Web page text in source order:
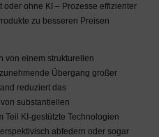
ohne KI – Prozesse effizienter
zu besseren Preisen
von einem strukturellen
Übergang großer
reduziert das
substantiellen
Teil KI-gestützte Technologien
abfedern oder sogar